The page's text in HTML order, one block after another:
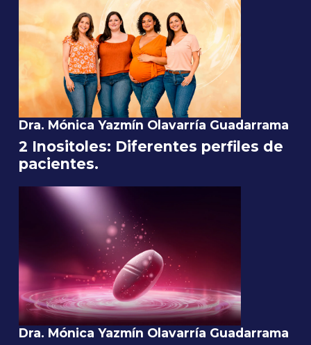
Dra. Mónica Yazmín Olavarría Guadarrama
2 Inositoles: Diferentes perfiles de
pacientes.
Dra. Mónica Yazmín Olavarría Guadarrama